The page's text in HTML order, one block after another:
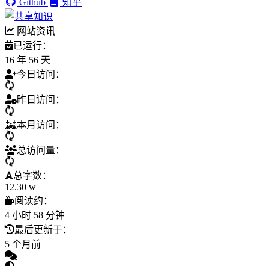
网站资讯
已运行：
16 年 56 天
今日访问：
昨日访问：
本月访问：
总访问量：
总字数：
12.30 w
阅读约：
4 小时 58 分钟
最后更新于：
5 个月前